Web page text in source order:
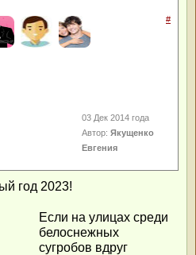
#
03 Дек 2014 года
Автор:Якущенко
Евгения
год 2023!
Если на улицах среди
белоснежных
сугробов вдруг